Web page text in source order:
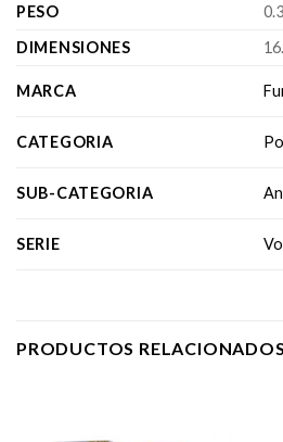
PESO
DIMENSIONES
MARCA
CATEGORIA
SUB-CATEGORIA
SERIE
PRODUCTOS RELACIONADOS